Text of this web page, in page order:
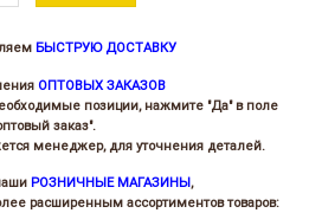
БЫСТРУЮ ДОСТАВКУ
ОПТОВЫХ ЗАКАЗОВ
позиции, нажмите "Да" в поле
заказ".
менеджер, для уточнения деталей.
РОЗНИЧНЫЕ МАГАЗИНЫ ,
расширенным ассортиментов товаров: